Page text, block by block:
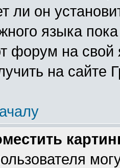
ли он
языка
форум на
на сайте